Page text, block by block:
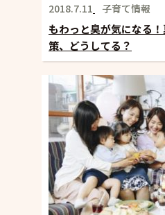
2018.7.11 子育て情報
もわっと臭が気になる
策、どうしてる？